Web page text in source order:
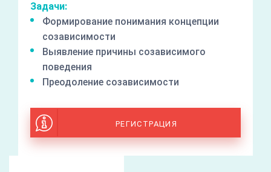
Задачи:
Формирование понимания концепции
созависимости
Выявление причины созависимого
поведения
Преодоление созависимости
РЕГИСТРАЦИЯ